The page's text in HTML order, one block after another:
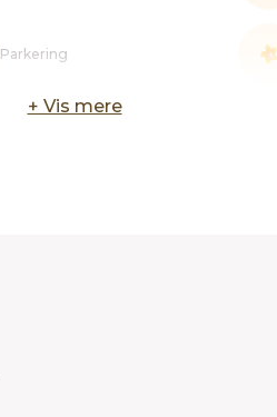
Parkering
+ Vis mere